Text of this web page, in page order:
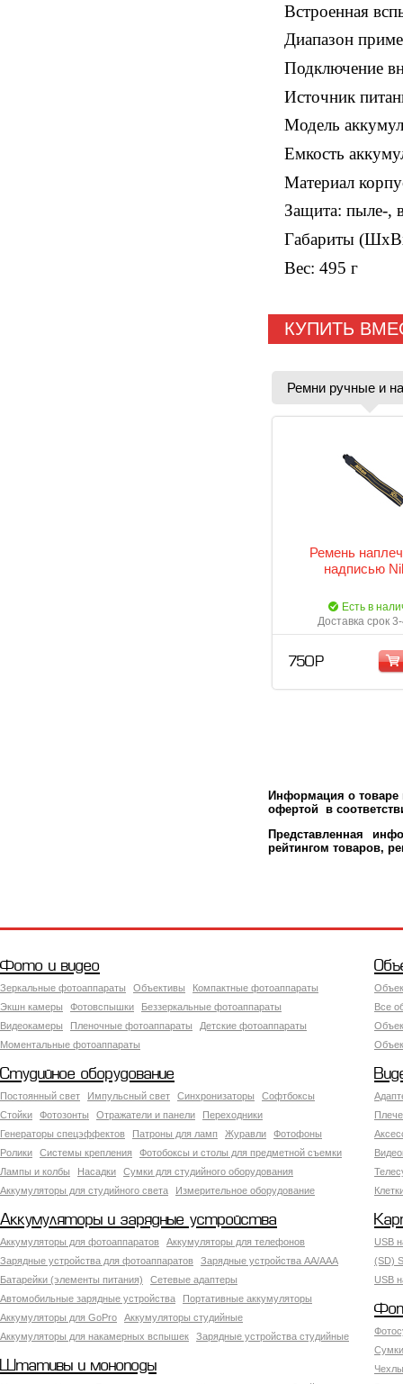
Встроенная
Диапазон
Подключение
Источник
Модель
Емкость
Материал
Защита: пыле-,
Габариты
Вес: 495 г
КУПИТЬ
Ремни ручные и
Ремень
надписью
Есть в
Доставка срок
750 Р
Информация о товаре
офертой в
Представленная
рейтингом товаров,
Фото и видео
Зеркальные фотоаппараты Объективы
Компактные фотоаппараты
Экшн камеры
Фотовспышки
Беззеркальные фотоаппараты
Видеокамеры
Пленочные фотоаппараты
Детские фотоаппараты
Моментальные фотоаппараты
Все
Студийное оборудование
Постоянный свет Импульсный свет Синхронизаторы
Софтбоксы
Стойки
Фотозонты Отражатели и панели
Переходники
Генераторы спецэффектов
Патроны для ламп Журавли
Фотофоны
Ролики
Системы крепления
Фотобоксы и столы для предметной съемки
Лампы и колбы
Насадки
Сумки для студийного оборудования
Аккумуляторы для студийного света
Измерительное оборудование
Аккумуляторы и зарядные устройства
Аккумуляторы для фотоаппаратов
Аккумуляторы для телефонов
Зарядные устройства для фотоаппаратов
Зарядные устройства AA/AAA
Батарейки (элементы питания)
Сетевые адаптеры
Автомобильные зарядные устройства
Портативные аккумуляторы
Аккумуляторы для GoPro
Аккумуляторы студийные
Аккумуляторы для накамерных вспышек
Зарядные устройства студийные
USB
(SD)
USB
Штативы и моноподы